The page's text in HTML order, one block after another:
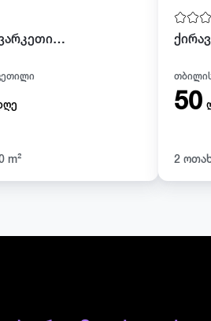
ქირავდება ვარკეთილში
m²
50
2